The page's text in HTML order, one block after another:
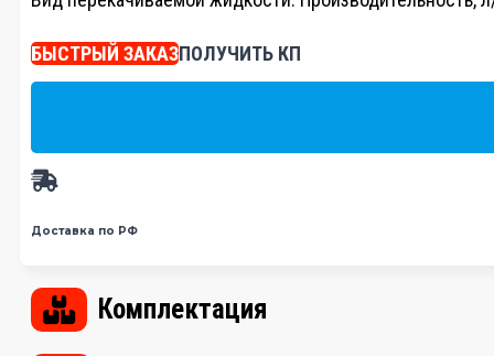
БЫСТРЫЙ ЗАКАЗПОЛУЧИТЬ КП
Доставка по РФ
Комплектация